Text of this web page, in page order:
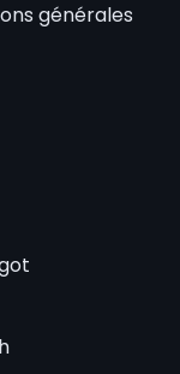
générales